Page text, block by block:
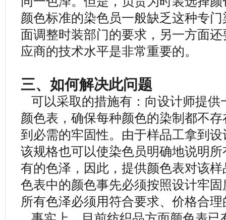
颜色标准的染色员一般缺乏这种专
面调整时装部门的要求，另一方面
应商的技术水平是非常重要的。
三、如何解决此问题
可以采取的措施有：向设计师提供
颜色表，确保每种颜色的染制都不
到必需的牢固性。由于样品工拿到
该规格也可以使染色员明确地说明
有的色泽，因此，提供颜色表对该
色表中的颜色事先必须按照设计牢
所有色泽必须用符合要求、价格合